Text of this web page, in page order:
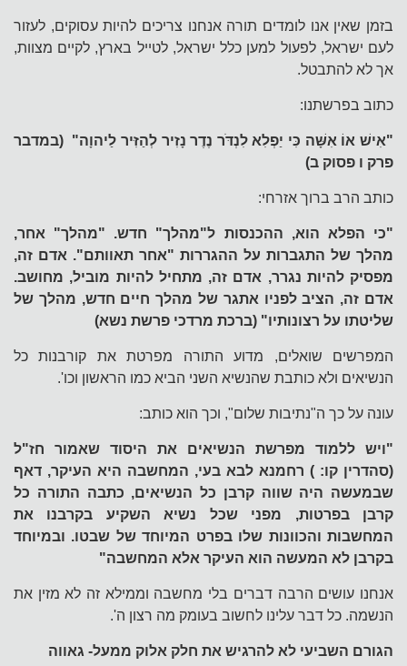
בזמן שאין אנו לומדים תורה אנחנו צריכים להיות עסוקים, לעזור
לעם ישראל, לפעול למען כלל ישראל, לטייל בארץ, לקיים מצוות,
אך לא להתבטל.
כתוב בפרשתנו:
"אִישׁ אוֹ אִשָּׁה כִּי יַפְלִא לִנְדֹּר נֶדֶר נָזִיר לְהַזִּיר לַיהוָה" (במדבר
פרק ו פסוק ב)
כותב הרב ברוך אזרחי:
"כי הפלא הוא, ההכנסות ל"מהלך" חדש. "מהלך" אחר,
מהלך של התגברות על ההגררות "אחר תאוותם". אדם זה,
מפסיק להיות נגרר, אדם זה, מתחיל להיות מוביל, מחושב.
אדם זה, הציב לפניו אתגר של מהלך חיים חדש, מהלך של
שליטתו על רצונותיו" (ברכת מרדכי פרשת נשא)
המפרשים שואלים, מדוע התורה מפרטת את קורבנות כל
הנשיאים ולא כותבת שהנשיא השני הביא כמו הראשון וכו'.
עונה על כך ה"נתיבות שלום", וכך הוא כותב:
"ויש ללמוד מפרשת הנשיאים את היסוד שאמור חז"ל
(סהדרין קו: ) רחמנא לבא בעי, המחשבה היא העיקר, דאף
שבמעשה היה שווה קרבן כל הנשיאים, כתבה התורה כל
קרבן בפרטות, מפני שכל נשיא השקיע בקרבנו את
המחשבות והכוונות שלו בפרט המיוחד של שבטו. ובמיוחד
בקרבן לא המעשה הוא העיקר אלא המחשבה"
אנחנו עושים הרבה דברים בלי מחשבה וממילא זה לא מזין את
הנשמה. כל דבר עלינו לחשוב בעומק מה רצון ה'.
הגורם השביעי לא להרגיש את חלק אלוק ממעל- גאווה